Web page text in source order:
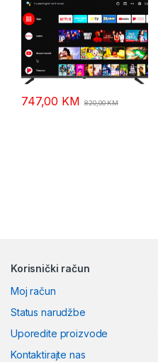
747,00 KM 820,00KM
Korisnički račun
Moj račun
Status narudžbe
Uporedite proizvode
Kontaktirajte nas